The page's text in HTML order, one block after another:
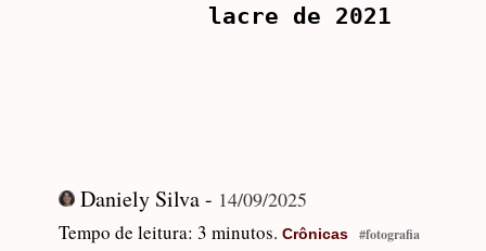
lacre de 2021
Daniely Silva - 14/09/2025
Tempo de leitura: 3 minutos. Crônicas #fotografia